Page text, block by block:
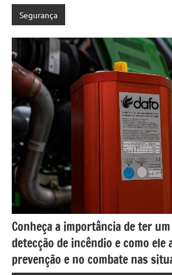
Segurança
Conheça a importância de ter
detecção de incêndio e como ele
prevenção e no combate nas